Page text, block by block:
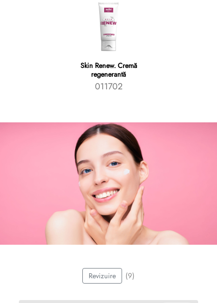
Skin Renew. Cremă
regenerantă
011702
Revizuire (9)